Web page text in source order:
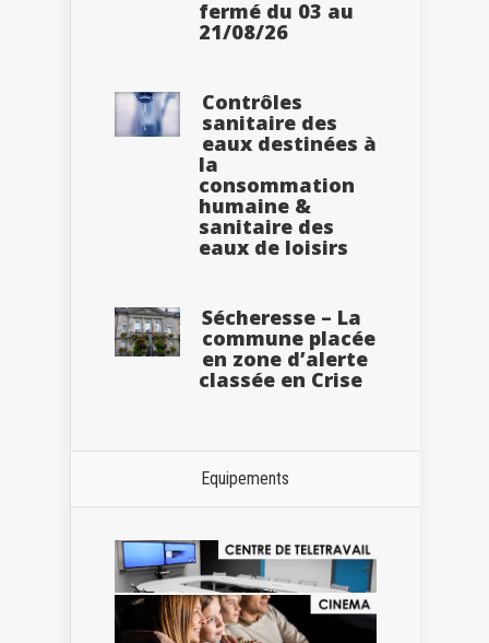
fermé du 03 au
21/08/26
Contrôles
sanitaire des
eaux destinées à
la
consommation
humaine &
sanitaire des
eaux de loisirs
Sécheresse – La
commune placée
en zone d’alerte
classée en Crise
Equipements